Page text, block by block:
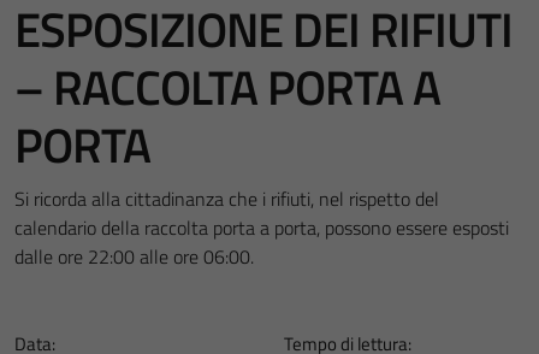
ESPOSIZIONE DEI RIFIUTI
– RACCOLTA PORTA A
PORTA
Si ricorda alla cittadinanza che i rifiuti, nel rispetto del
calendario della raccolta porta a porta, possono essere esposti
dalle ore 22:00 alle ore 06:00.
Data: Tempo di lettura: